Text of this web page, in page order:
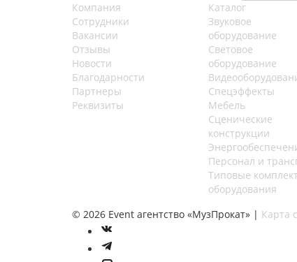
Компания
Сотрудники
Вакансии
Отзывы
Новости
Благодарности
Партнеры
Реквизиты
Каталог
Звуковое
оборудование
Световое
оборудование
Спецэффекты
Мебель
Сценические
конструкции
Персонал и
Типовые
оборудования
© 2026 Event агентство «МузПрокат» | Карта